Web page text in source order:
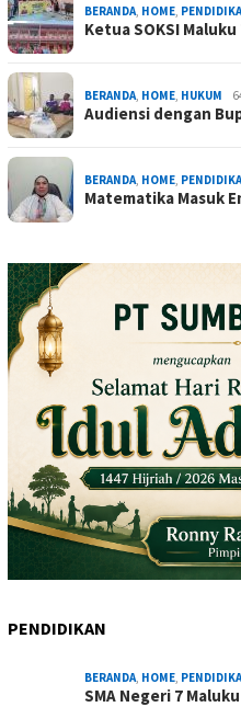
BERANDA HOME
Ketua SOKSI
BERANDA HOME HUKUM
Audiensi dengan
BERANDA HOME
Matematika Masuk
PENDIDIKAN
BERANDA, HOME,
SMA Negeri 7